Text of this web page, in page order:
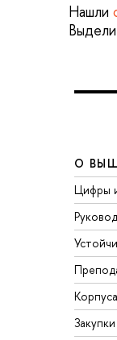
Нашли
О
Цифры
Закупки